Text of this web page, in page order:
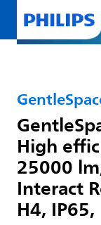
High
25000
Interact
H4,